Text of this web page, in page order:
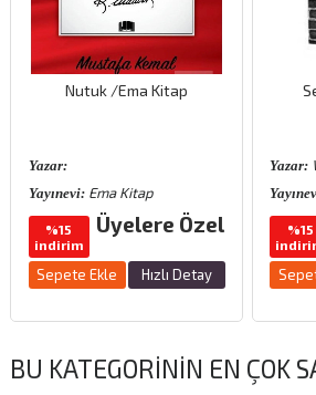
Nutuk /Ema Kitap
Yazar:
Yayınevi:Ema Kitap
%15
indirim
Üyelere Özel
Sepete Ekle Hızlı Detay
Yazar:
%15
BU KATEGORININ EN ÇOK